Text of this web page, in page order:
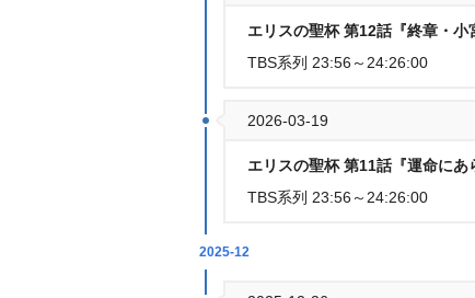
エリスの聖杯 第12話『終章・小
TBS系列 23:56～24:26:00
2026-03-19
エリスの聖杯 第11話『運命にあ
TBS系列 23:56～24:26:00
2025-12